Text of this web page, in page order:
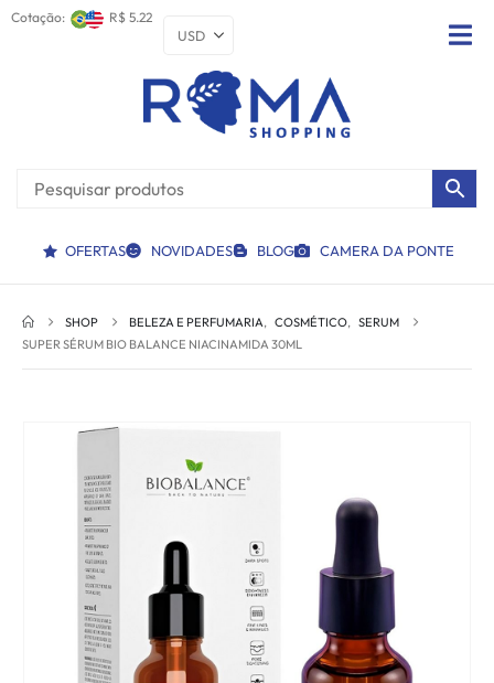
Cotação: R$ 5.22
OFERTAS NOVIDADES BLOG CAMERA DA PONTE
SHOP BELEZA E PERFUMARIA, COSMÉTICO, SERUM
SUPER SÉRUM BIO BALANCE NIACINAMIDA 30ML